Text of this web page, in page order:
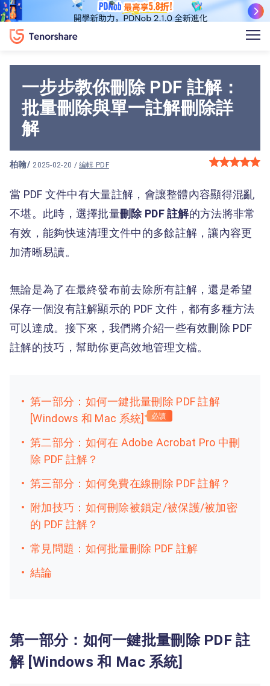
一步步教你刪除 PDF 註解：
批量刪除與單一註解刪除詳
解
柏翰/ 2025-02-20 /編輯 PDF
當 PDF 文件中有大量註解，會讓整體內容顯得混亂
不堪。此時，選擇批量刪除 PDF 註解的方法將非常
有效，能夠快速清理文件中的多餘註解，讓內容更
加清晰易讀。
無論是為了在最終發布前去除所有註解，還是希望
保存一個沒有註解顯示的 PDF 文件，都有多種方法
可以達成。接下來，我們將介紹一些有效刪除 PDF
註解的技巧，幫助你更高效地管理文檔。
第一部分：如何一鍵批量刪除 PDF 註解
[Windows 和 Mac 系統]
必讀
第二部分：如何在 Adobe Acrobat Pro 中刪
除 PDF 註解？
第三部分：如何免費在線刪除 PDF 註解？
附加技巧：如何刪除被鎖定/被保護/被加密
的 PDF 註解？
常見問題：如何批量刪除 PDF 註解
結論
第一部分：如何一鍵批量刪除 PDF 註
解 [Windows 和 Mac 系統]